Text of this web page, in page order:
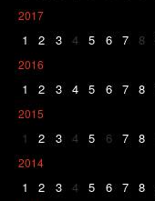
2017
1 2 3 4 5 6 7 8
2016
1 2 3 4 5 6 7 8
2015
1 2 3 4 5 6 7 8
2014
1 2 3 4 5 6 7 8